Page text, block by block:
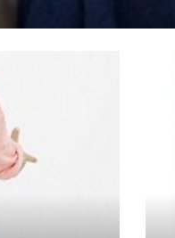
【我們可以這樣選購帽
分(或頭圍直徑放大0.3公
影響戴用。新生兒帽以42-
【選購帽子需因季